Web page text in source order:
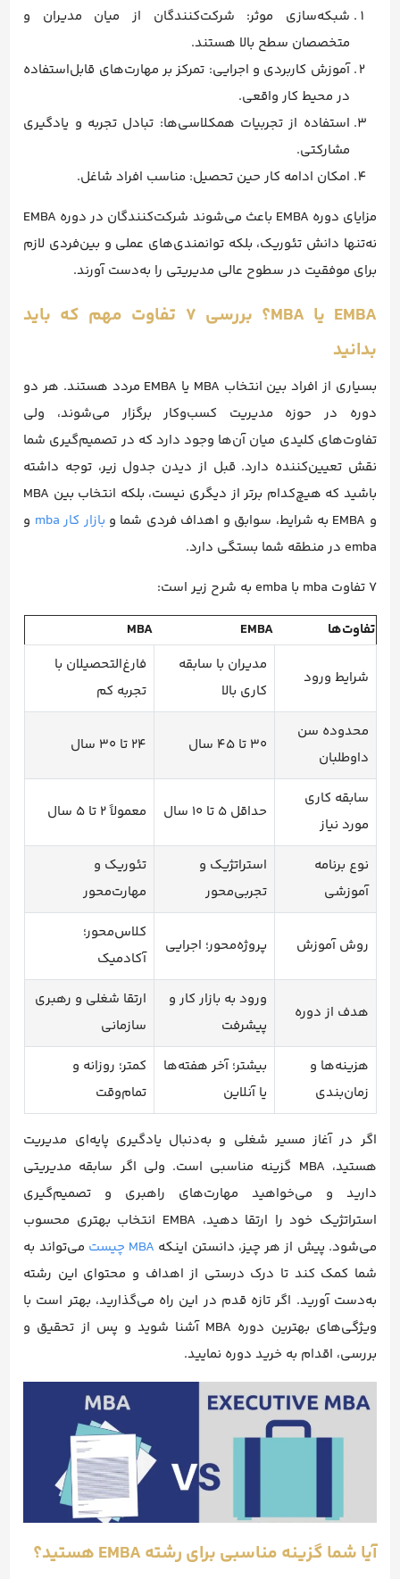
شبکه‌سازی موثر: شرکت‌کنندگان از میان مدیران و
متخصصان سطح بالا هستند.
آموزش کاربردی و اجرایی: تمرکز بر مهارت‌های قابل‌استفاده
در محیط کار واقعی.
استفاده از تجربیات همکلاسی‌ها: تبادل تجربه و یادگیری
مشارکتی.
امکان ادامه کار حین تحصیل: مناسب افراد شاغل.
مزایای دوره EMBA باعث می‌شوند شرکت‌کنندگان در دوره EMBA
نه‌تنها دانش تئوریک، بلکه توانمندی‌های عملی و بین‌فردی لازم
برای موفقیت در سطوح عالی مدیریتی را به‌دست آورند.
EMBA یا MBA؟ بررسی 7 تفاوت مهم که باید
بدانید
بسیاری از افراد بین انتخاب MBA یا EMBA مردد هستند. هر دو
دوره در حوزه مدیریت کسب‌وکار برگزار می‌شوند، ولی
تفاوت‌های کلیدی میان آن‌ها وجود دارد که در تصمیم‌گیری شما
نقش تعیین‌کننده دارد. قبل از دیدن جدول زیر، توجه داشته
باشید که هیچ‌کدام برتر از دیگری نیست، بلکه انتخاب بین MBA
و EMBA به شرایط، سوابق و اهداف فردی شما و
بازار کار mba
و
emba در منطقه شما بستگی دارد.
7 تفاوت mba با emba به شرح زیر است:
تفاوت‌ها EMBA
MBA
شرایط ورود
مدیران با سابقه
کاری بالا
فارغ‌التحصیلان با
تجربه کم
محدوده سن
داوطلبان
30 تا 45 سال 24 تا 30 سال
سابقه کاری
مورد نیاز
حداقل 5 تا 10 سال معمولاً 2 تا 5 سال
نوع برنامه
آموزشی
استراتژیک و
تجربی‌محور
تئوریک و
مهارت‌محور
روش آموزش پروژه‌محور؛ اجرایی
کلاس‌محور؛
آکادمیک
هدف از دوره
ورود به بازار کار و
پیشرفت
ارتقا شغلی و رهبری
سازمانی
هزینه‌ها و
زمان‌بندی
بیشتر؛ آخر هفته‌ها
یا آنلاین
کمتر؛ روزانه و
تمام‌وقت
اگر در آغاز مسیر شغلی و به‌دنبال یادگیری پایه‌ای مدیریت
هستید، MBA گزینه مناسبی است. ولی اگر سابقه مدیریتی
دارید و می‌خواهید مهارت‌های راهبری و تصمیم‌گیری
استراتژیک خود را ارتقا دهید، EMBA انتخاب بهتری محسوب
می‌شود. پیش از هر چیز، دانستن اینکه MBA چیست
می‌تواند به
شما کمک کند تا درک درستی از اهداف و محتوای این رشته
به‌دست آورید. اگر تازه قدم در این راه می‌گذارید، بهتر است با
ویژگی‌های بهترین دوره MBA آشنا شوید و پس از تحقیق و
بررسی، اقدام به خرید دوره نمایید.
آیا شما گزینه مناسبی برای رشته EMBA هستید؟